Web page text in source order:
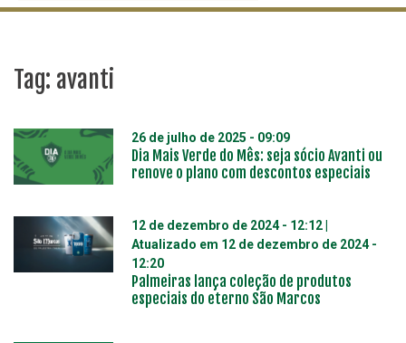
Tag: avanti
26 de julho de 2025 - 09:09
Dia Mais Verde do Mês: seja sócio Avanti ou
renove o plano com descontos especiais
12 de dezembro de 2024 - 12:12
Atualizado em 12 de dezembro de 2024 -
12:20
Palmeiras lança coleção de produtos
especiais do eterno São Marcos